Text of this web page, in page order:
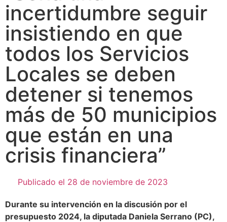
incertidumbre seguir
insistiendo en que
todos los Servicios
Locales se deben
detener si tenemos
más de 50 municipios
que están en una
crisis financiera”
Publicado el 28 de noviembre de 2023
Durante su intervención en la discusión por el
presupuesto 2024, la diputada Daniela Serrano (PC),